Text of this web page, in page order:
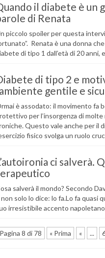
il diabete è un
di Renata
piccolo spoiler per questa
Renata è una donna
di tipo 1 dall’età di 20 anni,
di tipo 2 e
gentile e
è assodato: il movimento fa
per l’insorgenza di
Questo vale anche per il
fisico svolga un ruolo
ci salverà.
salverà il mondo? Secondo
non solo lo dice: lo fa.Lo fa quasi
irresistibile accento
Pagina 8 di 78 « Prima « ...